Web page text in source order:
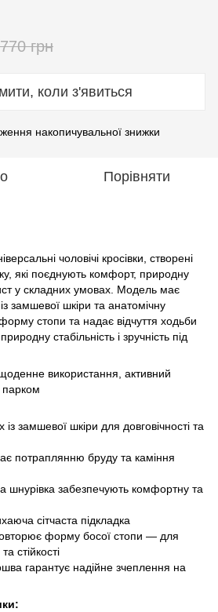
грн
коли з'явиться
накопичувальної знижки
Порівняти
чоловічі кросівки, створені
які поєднують комфорт, природну
у складних умовах. Модель має
замшевої шкіри та анатомічну
стопи та надає відчуття ходьби
стабільність і зручність під
щоденне використання, активний
парком
замшевої шкіри для довговічності та
потраплянню бруду та каміння
шнурівка забезпечують комфортну та
сітчаста підкладка
форму босої стопи — для
стійкості
гарантує надійне зчеплення на